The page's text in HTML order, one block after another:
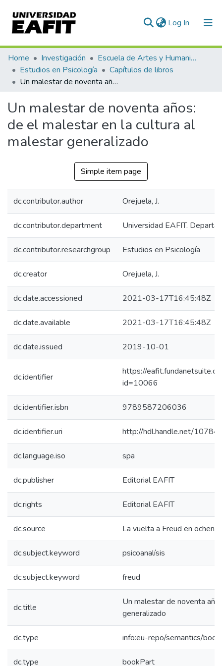
Log In (current)
Communities & Collections
All of DSpace
Home Investigación
Escuela de Artes y Humanidades
Estudios en Psicología
Capítulos de libros
Un malestar de noventa años: de el malestar en la cultura al malestar generalizado
Un malestar de noventa años:
de el malestar en la cultura al
malestar generalizado
Simple item page
dc.contributor.author Orejuela, J.
dc.contributor.department Universidad EAFIT.
dc.contributor.researchgroup Estudios en Psicología
dc.creator Orejuela, J.
dc.date.accessioned 2021-03-17T16:45:48Z
dc.date.available 2021-03-17T16:45:48Z
dc.date.issued 2019-10-01
dc.identifier
https://
id=10066
dc.identifier.isbn 9789587206036
dc.identifier.uri http://hdl.handle.net/
dc.language.iso spa
dc.publisher Editorial EAFIT
dc.rights Editorial EAFIT
dc.source La vuelta a Freud en
dc.subject.keyword psicoanalísis
dc.subject.keyword freud
dc.title
Un malestar de noventa
generalizado
dc.type info:eu-repo/semantics/
dc.type bookPart